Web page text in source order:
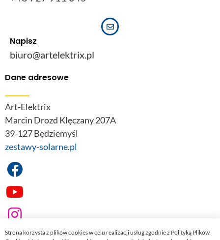
Napisz
biuro@artelektrix.pl
Dane adresowe
Art-Elektrix
Marcin Drozd Klęczany 207A
39-127 Będziemyśl
zestawy-solarne.pl
Strona korzysta z plików cookies w celu realizacji usług zgodnie z Polityką Plików